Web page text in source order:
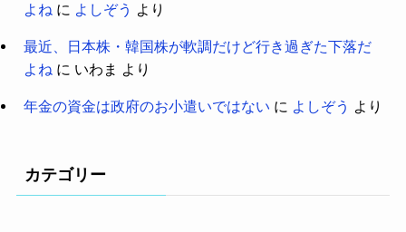
よね に よしぞう より
最近、日本株・韓国株が軟調だけど行き過ぎた下落だ
よね に いわま より
年金の資金は政府のお小遣いではない に よしぞう より
カテゴリー